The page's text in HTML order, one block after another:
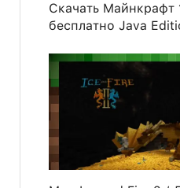
Скачать Майнкрафт
бесплатно Java